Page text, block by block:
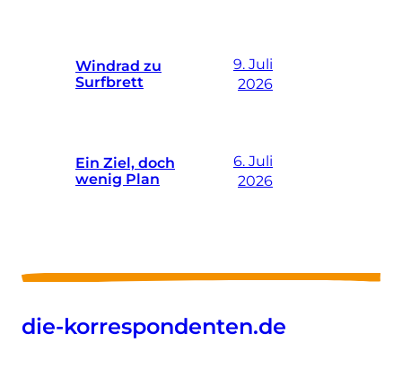
Windrad zu
Surfbrett
9. Juli
2026
Ein Ziel, doch
wenig Plan
6. Juli
2026
die-korrespondenten.de